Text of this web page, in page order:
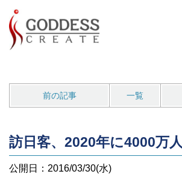
前の記事 一覧
訪日客、2020年に4000万人
公開日：2016/03/30(水)